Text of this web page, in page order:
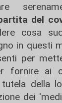
del
cosa
in questi
per
fornire ai
della
dei